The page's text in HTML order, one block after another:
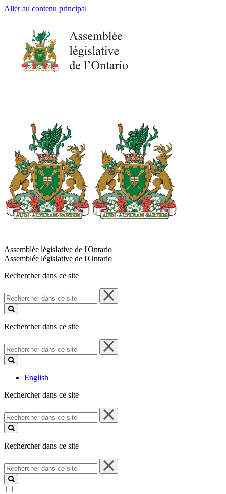
Aller au contenu principal
Assemblée législative de l'Ontario
Assemblée législative de l'Ontario
Rechercher dans ce site
Rechercher
dans
ce
Rechercher dans ce site
Rechercher
dans
ce
English
Rechercher dans ce site
Rechercher
dans
ce
Rechercher dans ce site
Rechercher
dans
ce
site